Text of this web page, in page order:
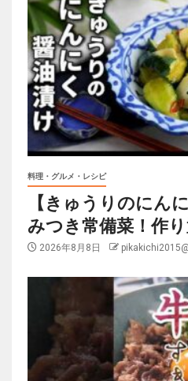
料理・グルメ・レシピ
【きゅうりのにん
みつき常備菜！作
2026年8月8日